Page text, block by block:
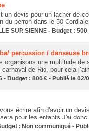
un devis pour un lacher de
du perron dans le 50
SUR SIENNE - Budget :
percussion / danseuse
organisons une multitude
de Rio, pour cela
- Budget : 800 € - Publié le 02/
écrire afin d'avoir un
pour les enfants J'ai
: Non communiqué -